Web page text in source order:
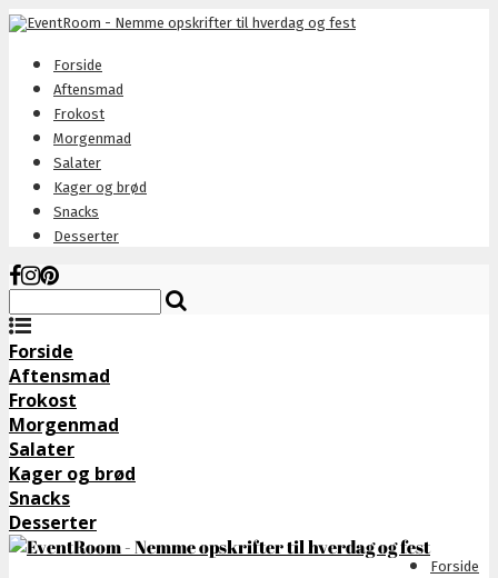
Forside
Aftensmad
Frokost
Morgenmad
Salater
Kager og brød
Snacks
Desserter
Forside
Aftensmad
Frokost
Morgenmad
Salater
Kager og brød
Snacks
Desserter
Forside